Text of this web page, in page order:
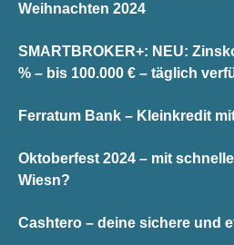
Weihnachten 2024
SMARTBROKER+: NEU:
% – bis 100.000 € – täglich
Ferratum Bank – Kleinkredit
Oktoberfest 2024 – mit
Wiesn?
Cashtero – deine sichere und